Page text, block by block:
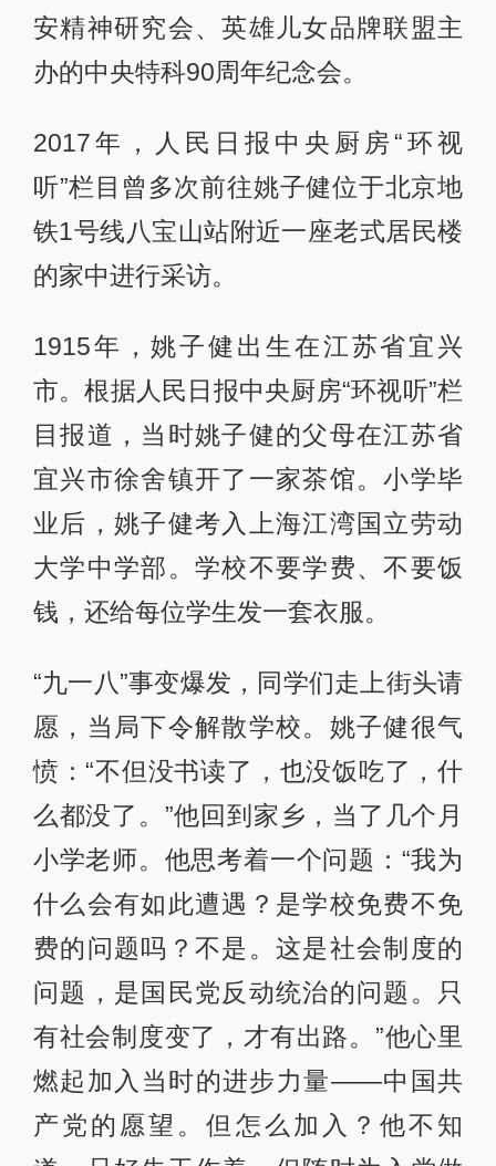
安精神研究会、英雄儿女品牌联盟主
办的中央特科90周年纪念会。
2017年，人民日报中央厨房“环视
听”栏目曾多次前往姚子健位于北京地
铁1号线八宝山站附近一座老式居民楼
的家中进行采访。
1915年，姚子健出生在江苏省宜兴
市。根据人民日报中央厨房“环视听”栏
目报道，当时姚子健的父母在江苏省
宜兴市徐舍镇开了一家茶馆。小学毕
业后，姚子健考入上海江湾国立劳动
大学中学部。学校不要学费、不要饭
钱，还给每位学生发一套衣服。
“九一八”事变爆发，同学们走上街头请
愿，当局下令解散学校。姚子健很气
愤：“不但没书读了，也没饭吃了，什
么都没了。”他回到家乡，当了几个月
小学老师。他思考着一个问题：“我为
什么会有如此遭遇？是学校免费不免
费的问题吗？不是。这是社会制度的
问题，是国民党反动统治的问题。只
有社会制度变了，才有出路。”他心里
燃起加入当时的进步力量——中国共
产党的愿望。但怎么加入？他不知